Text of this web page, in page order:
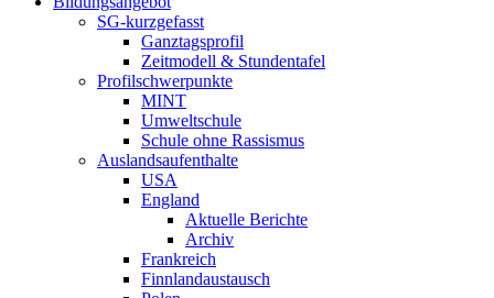
SG-kurzgefasst
Ganztagsprofil
Zeitmodell & Stundentafel
Profilschwerpunkte
MINT
Umweltschule
Schule ohne Rassismus
Auslandsaufenthalte
USA
England
Aktuelle Berichte
Archiv
Frankreich
Finnlandaustausch